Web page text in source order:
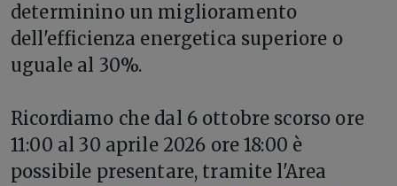
determinino un miglioramento
dell'efficienza energetica superiore o
uguale al 30%.
Ricordiamo che dal 6 ottobre scorso ore
11:00 al 30 aprile 2026 ore 18:00 è
possibile presentare, tramite l'Area